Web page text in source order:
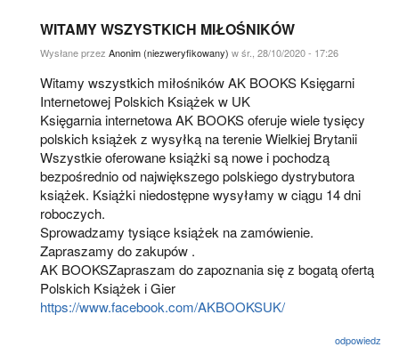
WITAMY WSZYSTKICH MIŁOŚNIKÓW
Wysłane przez Anonim (niezweryfikowany) w śr., 28/10/2020 - 17:26
Witamy wszystkich miłośników AK BOOKS Księgarni
Internetowej Polskich Książek w UK
Księgarnia internetowa AK BOOKS oferuje wiele tysięcy
polskich książek z wysyłką na terenie Wielkiej Brytanii
Wszystkie oferowane książki są nowe i pochodzą
bezpośrednio od największego polskiego dystrybutora
książek. Książki niedostępne wysyłamy w ciągu 14 dni
roboczych.
Sprowadzamy tysiące książek na zamówienie.
Zapraszamy do zakupów .
AK BOOKSZapraszam do zapoznania się z bogatą ofertą
Polskich Książek i Gier
https://www.facebook.com/AKBOOKSUK/
odpowiedz